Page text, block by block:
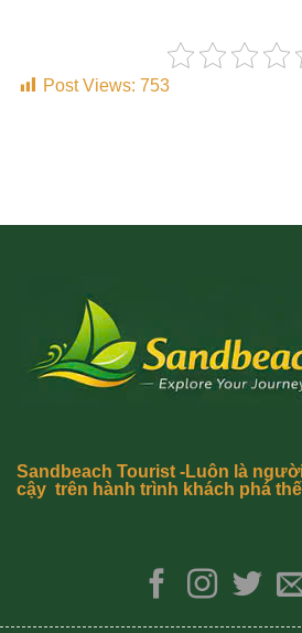
Post Views: 753
Sandbeach Tourist -Luôn là
cậy trên hành trình khách phá